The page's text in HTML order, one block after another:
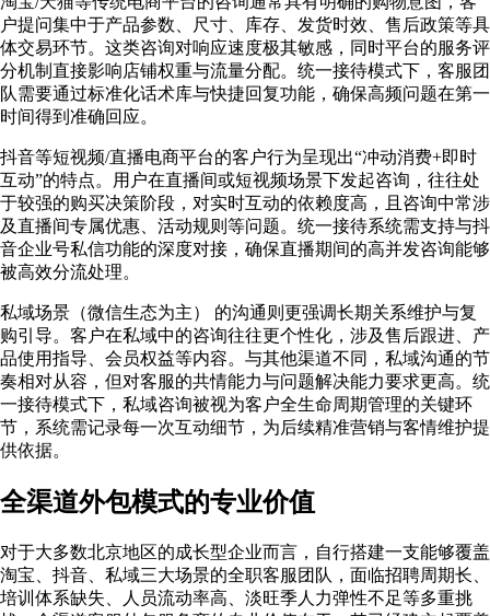
户提问集中于产品参数、尺寸、库存、发货时效、售后政策等具
体交易环节。这类咨询对响应速度极其敏感，同时平台的服务评
分机制直接影响店铺权重与流量分配。统一接待模式下，客服团
队需要通过标准化话术库与快捷回复功能，确保高频问题在第一
时间得到准确回应。
抖音等短视频/直播电商平台的客户行为呈现出“冲动消费+即时
互动”的特点。用户在直播间或短视频场景下发起咨询，往往处
于较强的购买决策阶段，对实时互动的依赖度高，且咨询中常涉
及直播间专属优惠、活动规则等问题。统一接待系统需支持与抖
音企业号私信功能的深度对接，确保直播期间的高并发咨询能够
被高效分流处理。
私域场景（微信生态为主） 的沟通则更强调长期关系维护与复
购引导。客户在私域中的咨询往往更个性化，涉及售后跟进、产
品使用指导、会员权益等内容。与其他渠道不同，私域沟通的节
奏相对从容，但对客服的共情能力与问题解决能力要求更高。统
一接待模式下，私域咨询被视为客户全生命周期管理的关键环
节，系统需记录每一次互动细节，为后续精准营销与客情维护提
供依据。
全渠道外包模式的专业价值
对于大多数北京地区的成长型企业而言，自行搭建一支能够覆盖
淘宝、抖音、私域三大场景的全职客服团队，面临招聘周期长、
培训体系缺失、人员流动率高、淡旺季人力弹性不足等多重挑